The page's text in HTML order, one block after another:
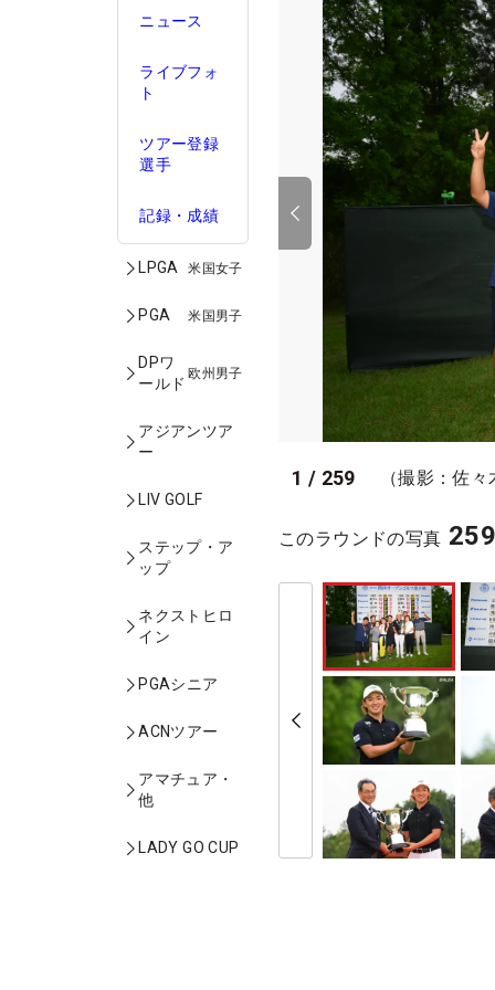
ニュース
ライブフォ
ト
ツアー登録
選手
記録・成績
LPGA 米国女子
PGA 米国男子
DPワ
ールド
欧州男子
アジアンツア
ー
LIV GOLF
ステップ・ア
ップ
ネクストヒロ
イン
PGAシニア
ACNツアー
アマチュア・
他
LADY GO CUP
1 / 259 （撮影：佐
このラウンドの写真